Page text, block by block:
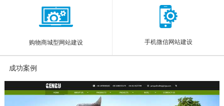
购物商城型网站建设 手机微信网站建设
成功案例